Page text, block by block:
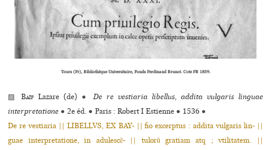
Tours (Fr), Bibliothèque Universitaire, Fonds Ferdinand Brunot. Cote FB 1859.
▨Baïf Lazare (de) ●
De re vestiaria libellus, addita vulgaris linguae
interpretatione ● 2e éd. ● Paris : Robert I Estienne ● 1536 ●
De re vestiaria || LIBELLVS, EX BAY- || fio excerptus : addita vulgaris lin- ||
guae interpretatione, in adulescẽ- || tulorũ gratiam atq ; vtilitatem. ||